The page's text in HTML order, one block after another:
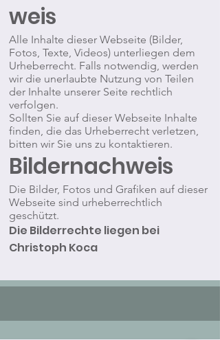
weis
Alle Inhalte dieser Webseite (Bilder,
Fotos, Texte, Videos) unterliegen dem
Urheberrecht. Falls notwendig, werden
wir die unerlaubte Nutzung von Teilen
der Inhalte unserer Seite rechtlich
verfolgen.
Sollten Sie auf dieser Webseite Inhalte
finden, die das Urheberrecht verletzen,
bitten wir Sie uns zu kontaktieren.
Bildernachweis
Die Bilder, Fotos und Grafiken auf dieser
Webseite sind urheberrechtlich
geschützt.
Die Bilderrechte liegen bei
Christoph Koca